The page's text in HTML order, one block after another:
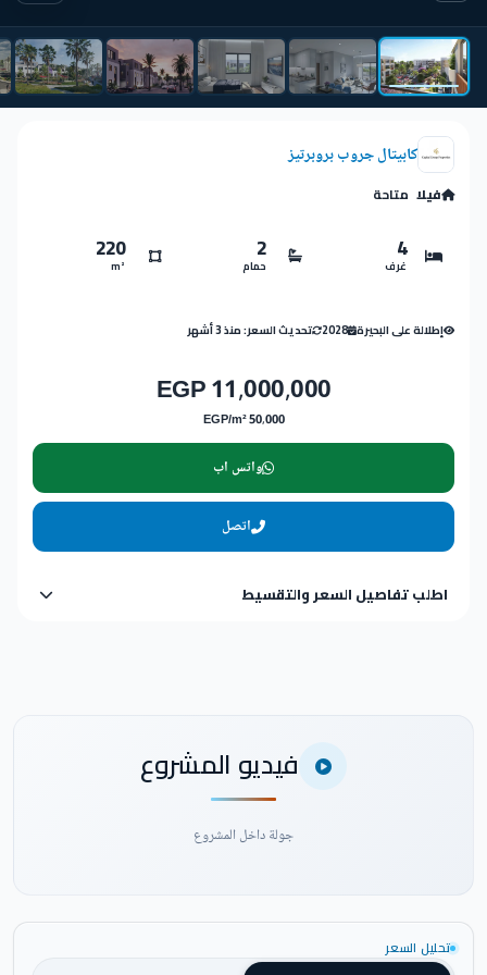
كابيتال جروب بروبرتيز
فيلا متاحة
4
غرف
2
حمام
220
m²
إطلالة على البحيرة 2028 تحديث السعر: منذ 3 أشهر
11,000,000 EGP
50,000 EGP/m²
واتس اب
اتصل
اطلب تفاصيل السعر والتقسيط
فيديو المشروع
جولة داخل المشروع
شاهد فيديو المشروع
تحليل السعر